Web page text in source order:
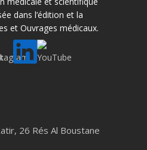
dans l’édition et la
et Ouvrages médicaux.
26 Rés Al Boustane